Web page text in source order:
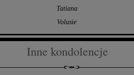
Tatiana
Volusie
Inne kondolencje